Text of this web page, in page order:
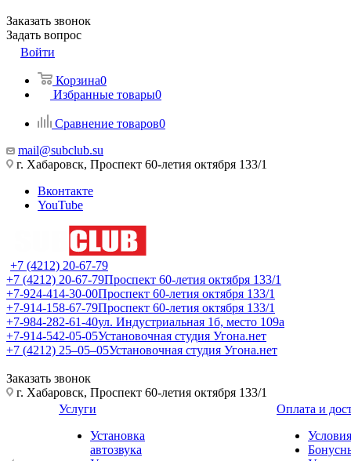
Заказать звонок
Задать вопрос
Войти
Корзина0
Избранные товары0
Сравнение товаров0
mail@subclub.su
г. Хабаровск, Проспект 60-летия октября 133/1
Вконтакте
YouTube
+7 (4212) 20-67-79
+7 (4212) 20-67-79Проспект 60-летия октября 133/1
+7-924-414-30-00Проспект 60-летия октября 133/1
+7-914-158-67-79Проспект 60-летия октября 133/1
+7-984-282-61-40ул. Индустриальная 1б, место 109а
+7-914-542-05-05Установочная студия Угона.нет
+7 (4212) 25‒05‒05Установочная студия Угона.нет
Заказать звонок
г. Хабаровск, Проспект 60-летия октября 133/1
Услуги
Установка
автозвука
Оплата и